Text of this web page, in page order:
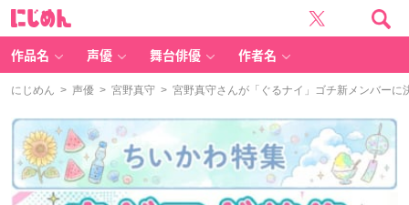
作品名 声優 舞台俳優 作者名
にじめん > 声優 > 宮野真守 > 宮野真守さんが「ぐるナイ」ゴチ新メンバー